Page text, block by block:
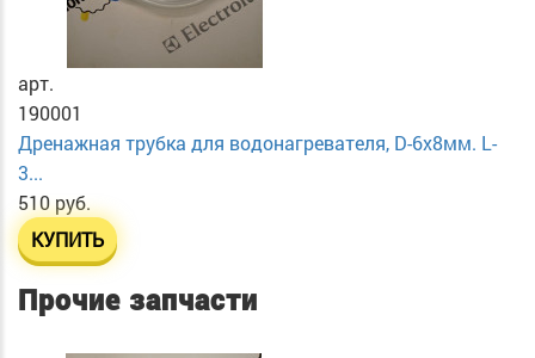
арт.
190001
Дренажная трубка для водонагревателя, D-6х8мм. L-
3...
510 руб.
КУПИТЬ
Прочие запчасти